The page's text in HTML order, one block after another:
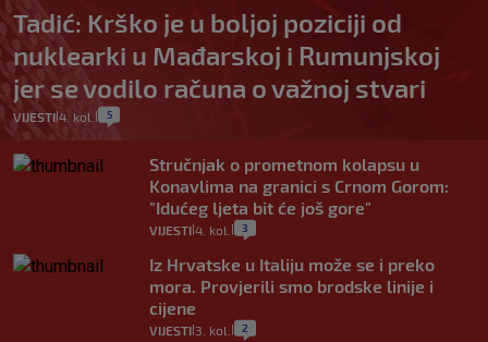
Tadić: Krško je u boljoj poziciji od
nuklearki u Mađarskoj i Rumunjskoj
jer se vodilo računa o važnoj stvari
VIJESTI 4. kol. 5
Stručnjak o prometnom kolapsu u
Konavlima na granici s Crnom Gorom:
"Idućeg ljeta bit će još gore"
VIJESTI 4. kol. 3
Iz Hrvatske u Italiju može se i preko
mora. Provjerili smo brodske linije i
cijene
VIJESTI 3. kol. 2